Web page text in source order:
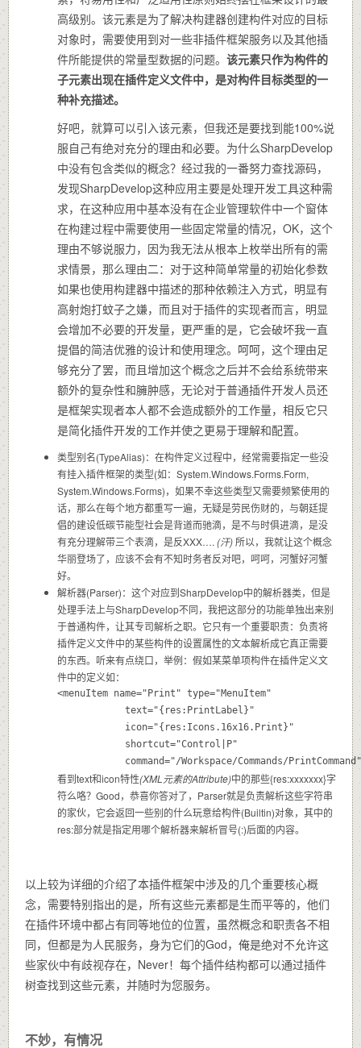
高级别。该元素是为了解决构建器创建构件对应的目标
对象时，需要使用到对一些非插件框架服务以及其他插
件所能提供的常量型数据的问题。 该元素只作为构件的
子元素出现在插件定义文件中，是对构件目标类型的一
种补充描述。
好吧，就算可以引入该元素，但我还是要找到能100%说
服自己有绝对充分的理由和必要。为什么SharpDevelop
中没有包含类似的概念？经过我的一番努力查找源码，
发现SharpDevelop这种应用主要是处理开发工具这种需
求，在这种应用中基本没有在企业管理软件中一个窗体
在构建过程中需要使用一些固定常量的情况，OK，这个
理由不够说服力，因为我无法从根本上枚举出所有的需
求情景，那么理由二：对于这种简单常量的初始化参数
如果也使用构建器中描述的那种依赖注入方式，明显有
高射炮打蚊子之嫌，而且对于插件的实现者而言，明显
会增加不必要的开发量，更严重的是，它会破坏我一直
提倡的简洁优雅的设计和使用理念。呵呵，这个理由足
够充分了罢，而且增加这个概念之后并不会给系统带来
额外的复杂性和臃肿感，无论对于普通插件开发人员还
是框架实现者本人都不会造成额外的工作量，相反它只
是简化插件开发的工作并使之更易于理解和配置。
类型别名(TypeAlias)：在构件定义过程中，经常需要指定一些没
有挂入插件框架的类型(如：System.Windows.Forms.Form,
System.Windows.Forms)，如果不幸这些类型又需要频繁使用的
话，那么在每个地方都重写一遍，无疑是劳民伤财的，与朝廷提
倡的建设低碳节能型社会是背道而驰滴，是不与时俱进滴，是没
有充分理解带三个表滴，是反XXX…. (汗)所以，我就让这个概念
华丽登场了，应该不会有不知时务者反对吧，呵呵，河蟹好河蟹
好。
解析器(Parser)：这个对应到SharpDevelop中的解析器类，但是
处理手法上与SharpDevelop不同，我把这部分的功能单独出来别
于普通构件，让其专司解析之职。它只有一个重要职责：负责将
插件定义文件中的某些构件的设置属性的文本解析成它真正需要
的东西。听来有点绕口，举例：假如某菜单项构件在插件定义文
件中的定义如：
<menuItem name="Print" type="MenuItem"
command="/Workspace/Commands/
看到text和icon特性(XML元素的Attribute)中的那些{res:xxxxxxx}字
符么咯？Good，恭喜你答对了，Parser就是负责解析这些字符串
的家伙，它会返回一些别的什么玩意给构件(Builtin)对象，其中的
res:部分就是指定用哪个解析器来解析冒号(:)后面的内容。
以上较为详细的介绍了本插件框架中涉及的几个重要核心概
念，需要特别指出的是，所有这些元素都是生而平等的，他们
在插件环境中都占有同等地位的位置，虽然概念和职责各不相
同，但都是为人民服务，身为它们的God，俺是绝对不允许这
些家伙中有歧视存在，Never！每个插件结构都可以通过插件
树查找到这些元素，并随时为您服务。
不妙，有情况